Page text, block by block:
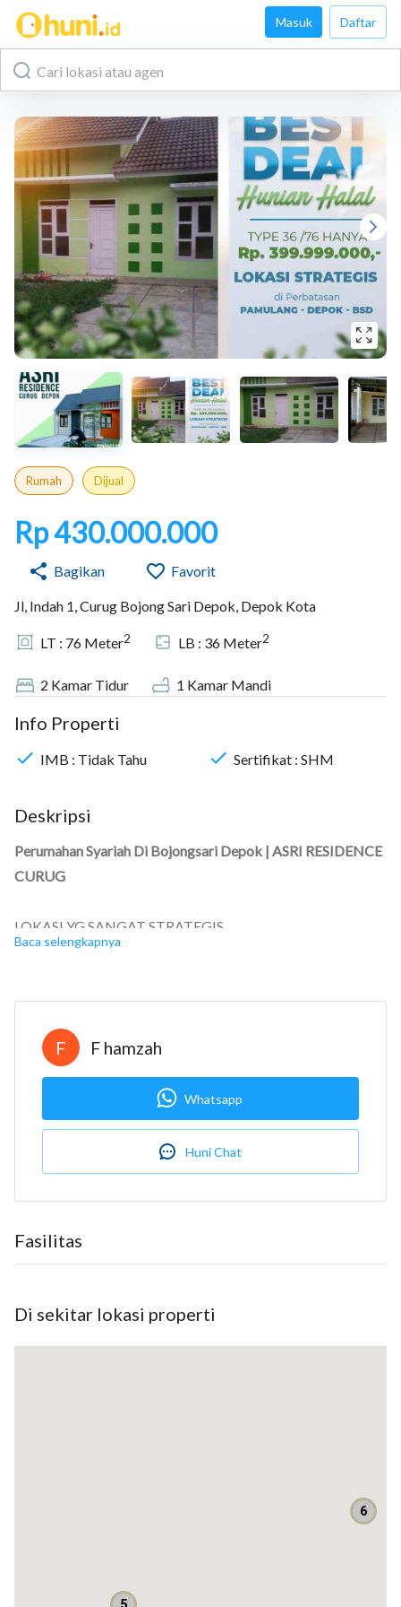
Masuk Daftar
Rumah Dijual
Rp 430.000.000
Bagikan Favorit
Jl, Indah 1, Curug Bojong Sari Depok, Depok Kota
LT : 76 Meter2 LB : 36 Meter2
2 Kamar Tidur 1 Kamar Mandi
Info Properti
IMB : Tidak Tahu Sertifikat : SHM
Deskripsi
Perumahan Syariah Di Bojongsari Depok | ASRI RESIDENCE
CURUG
LOKASI YG SANGAT STRATEGIS .
ASRI RESIDENCE CURUG
AKSES
7 Menit Ke Giant Bojongsari Sawangan
7 Menit ke MC Donald's Bojongsari Sawangan
7 Menit kr Polsek Sawangan
7 Menit ke Kecamatan Bojongsari
7 Menit ke Kolam Renang Sawangan Golf
7 Menit ke RM Ampera Bojongsari Sawangan
10 Menit ke Pusdiklat kemendikbud Wates
11 Menit ke RSUD DEPOK
14 Menit ke Gerbang TOL GAPLEK
Akses mudah ke universitas islam syarif hidayatullah dan
Berada di daerah Kampus, dekat dengan sarana prasarana
Baca selengkapnya
F F hamzah
Whatsapp
Huni Chat
Fasilitas
Di sekitar lokasi properti
6